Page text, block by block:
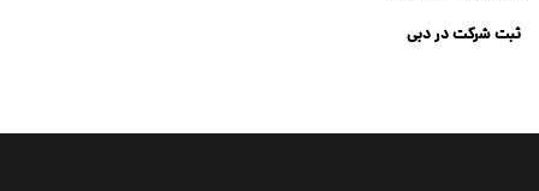
ثبت شرکت در دبی